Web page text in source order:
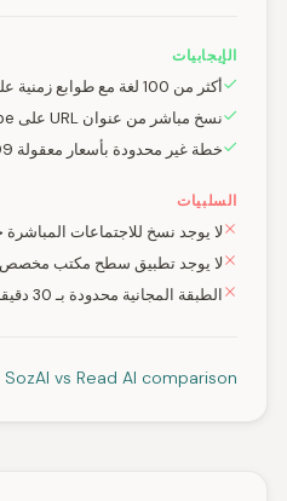
الإيجابيات
أكثر من 100 لغة مع طوابع زمنية على مستوى الكلمة
نسخ مباشر من عنوان URL على YouTube
خطة غير محدودة بأسعار معقولة 9.99 دولارًا شهريًا
السلبيات
لا يوجد نسخ للاجتماعات المباشرة
لا يوجد تطبيق سطح مكتب مخصص
الطبقة المجانية محدودة بـ 30 دقيقة/شهر
SozAI vs Read AI comparison